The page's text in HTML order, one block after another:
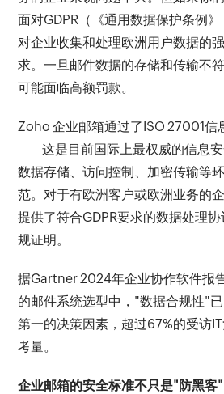
面对GDPR（《通用数据保护条例
对企业收集和处理欧洲用户数据的
求。一旦邮件数据的存储和传输不
可能面临高额罚款。
Zoho 企业邮箱通过了ISO 27001信
——这是目前国际上最权威的信息
数据存储、访问控制、加密传输等
范。对于有欧洲客户或欧洲业务的
提供了符合GDPR要求的数据处理
规证明。
据Gartner 2024年企业协作软件报
的邮件系统选型中，"数据合规性"
第一的决策因素，超过67%的受访
考量。
企业邮箱的安全标准不只是"防黑客